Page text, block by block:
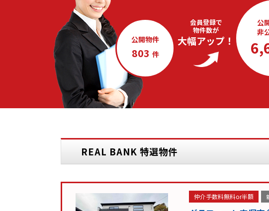
会員登録で
物件数が
大幅アップ！
公開物件
803 件
公
非
REAL BANK 特選物件
仲介手数料無料or半額